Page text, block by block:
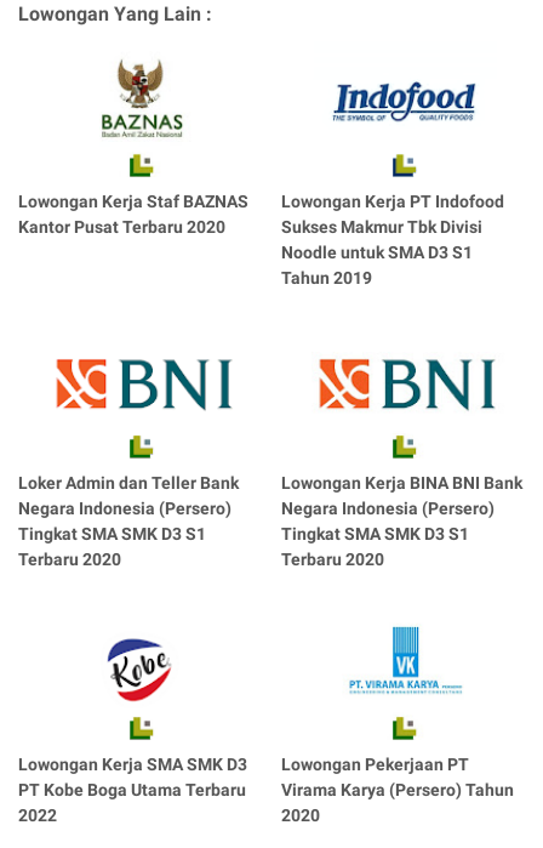
Lowongan Yang Lain :
Lowongan Kerja Staf BAZNAS
Kantor Pusat Terbaru 2020
Lowongan Kerja PT Indofood
Sukses Makmur Tbk Divisi
Noodle untuk SMA D3 S1
Tahun 2019
Loker Admin dan Teller Bank
Negara Indonesia (Persero)
Tingkat SMA SMK D3 S1
Terbaru 2020
Lowongan Kerja BINA BNI Bank
Negara Indonesia (Persero)
Tingkat SMA SMK D3 S1
Terbaru 2020
Lowongan Kerja SMA SMK D3
PT Kobe Boga Utama Terbaru
2022
Lowongan Pekerjaan PT
Virama Karya (Persero) Tahun
2020